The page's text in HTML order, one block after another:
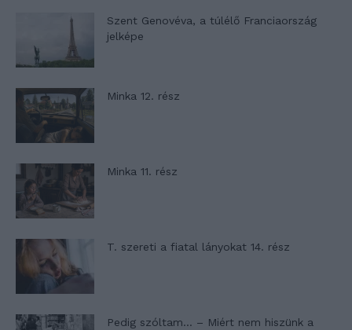
Szent Genovéva, a túlélő Franciaország
jelképe
Minka 12. rész
Minka 11. rész
T. szereti a fiatal lányokat 14. rész
Pedig szóltam… – Miért nem hiszünk a